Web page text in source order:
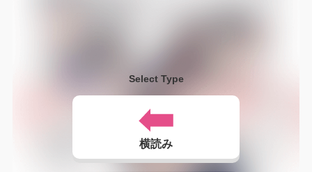
Select Type
横読み